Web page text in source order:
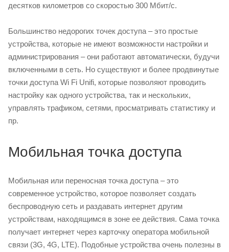
десятков километров со скоростью 300 Мбит/с.
Большинство недорогих точек доступа – это простые
устройства, которые не имеют возможности настройки и
администрирования – они работают автоматически, будучи
включенными в сеть. Но существуют и более продвинутые
точки доступа Wi Fi Unifi, которые позволяют проводить
настройку как одного устройства, так и нескольких,
управлять трафиком, сетями, просматривать статистику и
пр.
Мобильная точка доступа
Мобильная или переносная точка доступа – это
современное устройство, которое позволяет создать
беспроводную сеть и раздавать интернет другим
устройствам, находящимся в зоне ее действия. Сама точка
получает интернет через карточку оператора мобильной
связи (3G, 4G, LTE). Подобные устройства очень полезны в